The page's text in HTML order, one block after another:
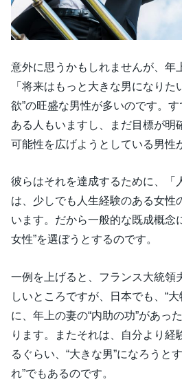
意外に思うかもしれませんが、年
「将来はもっと大きな男になりた
欲”の旺盛な男性が多いのです。
ある人もいますし、まだ目標が明
可能性を広げようとしている男性
彼らはそれを達成するために、「
は、少しでも人生経験のある女性
います。だから一般的な既成概念
女性”を選ぼうとするのです。
一例を上げると、フランス大統領
しいところですが、日本でも、“
に、年上の妻の“内助の功”があっ
ります。またそれは、自分より経
るぐらい、“大きな男”になろうと
れ”でもあるのです。